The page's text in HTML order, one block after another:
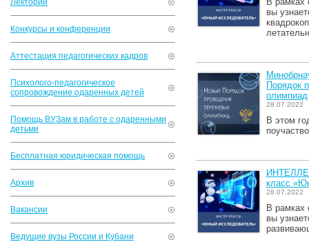
Лекторий
Конкурсы и конференции
Аттестация педагогических кадров
Психолого-педагогическое
сопровождение одаренных детей
Помощь ВУЗам в работе с одаренными
детьми
Бесплатная юридическая помощь
Архив
Вакансии
Ведущие вузы России и Кубани
вы
Порядок
олимпиад
28.07.2022
В этом
класс
28.07.2022
В рамках
вы